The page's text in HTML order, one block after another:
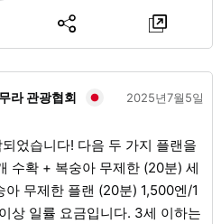
라 관광협회 2025년7월5일
두 가지 플랜을
수확 + 복숭아 무제한 (20분) 세
무제한 플랜 (20분) 1,500엔/1
상 일률 요금입니다. 3세 이하는